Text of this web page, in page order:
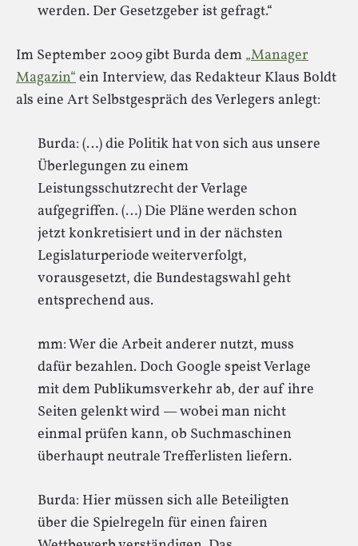
werden. Der Gesetzgeber ist gefragt.“
Im September 2009 gibt Burda dem „Manager
Magazin“ein Interview, das Redakteur Klaus Boldt
als eine Art Selbstgespräch des Verlegers anlegt:
Burda: (…) die Politik hat von sich aus unsere
Überlegungen zu einem
Leistungsschutzrecht der Verlage
aufgegriffen. (…) Die Pläne werden schon
jetzt konkretisiert und in der nächsten
Legislaturperiode weiterverfolgt,
vorausgesetzt, die Bundestagswahl geht
entsprechend aus.
mm: Wer die Arbeit anderer nutzt, muss
dafür bezahlen. Doch Google speist Verlage
mit dem Publikumsverkehr ab, der auf ihre
Seiten gelenkt wird — wobei man nicht
einmal prüfen kann, ob Suchmaschinen
überhaupt neutrale Trefferlisten liefern.
Burda: Hier müssen sich alle Beteiligten
über die Spielregeln für einen fairen